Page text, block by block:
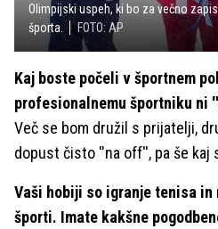
Olimpijski uspeh, ki bo za večno
športa.
FOTO: AP
Kaj boste počeli v športnem
profesionalnemu športniku ni
Več se bom družil s prijatelji,
dopust čisto ''na off'', pa še kaj
Vaši hobiji so igranje tenisa in
športi. Imate kakšne